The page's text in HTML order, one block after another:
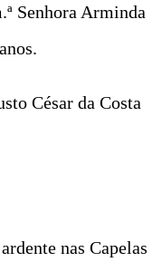
Senhora Arminda
César da Costa
nas Capelas